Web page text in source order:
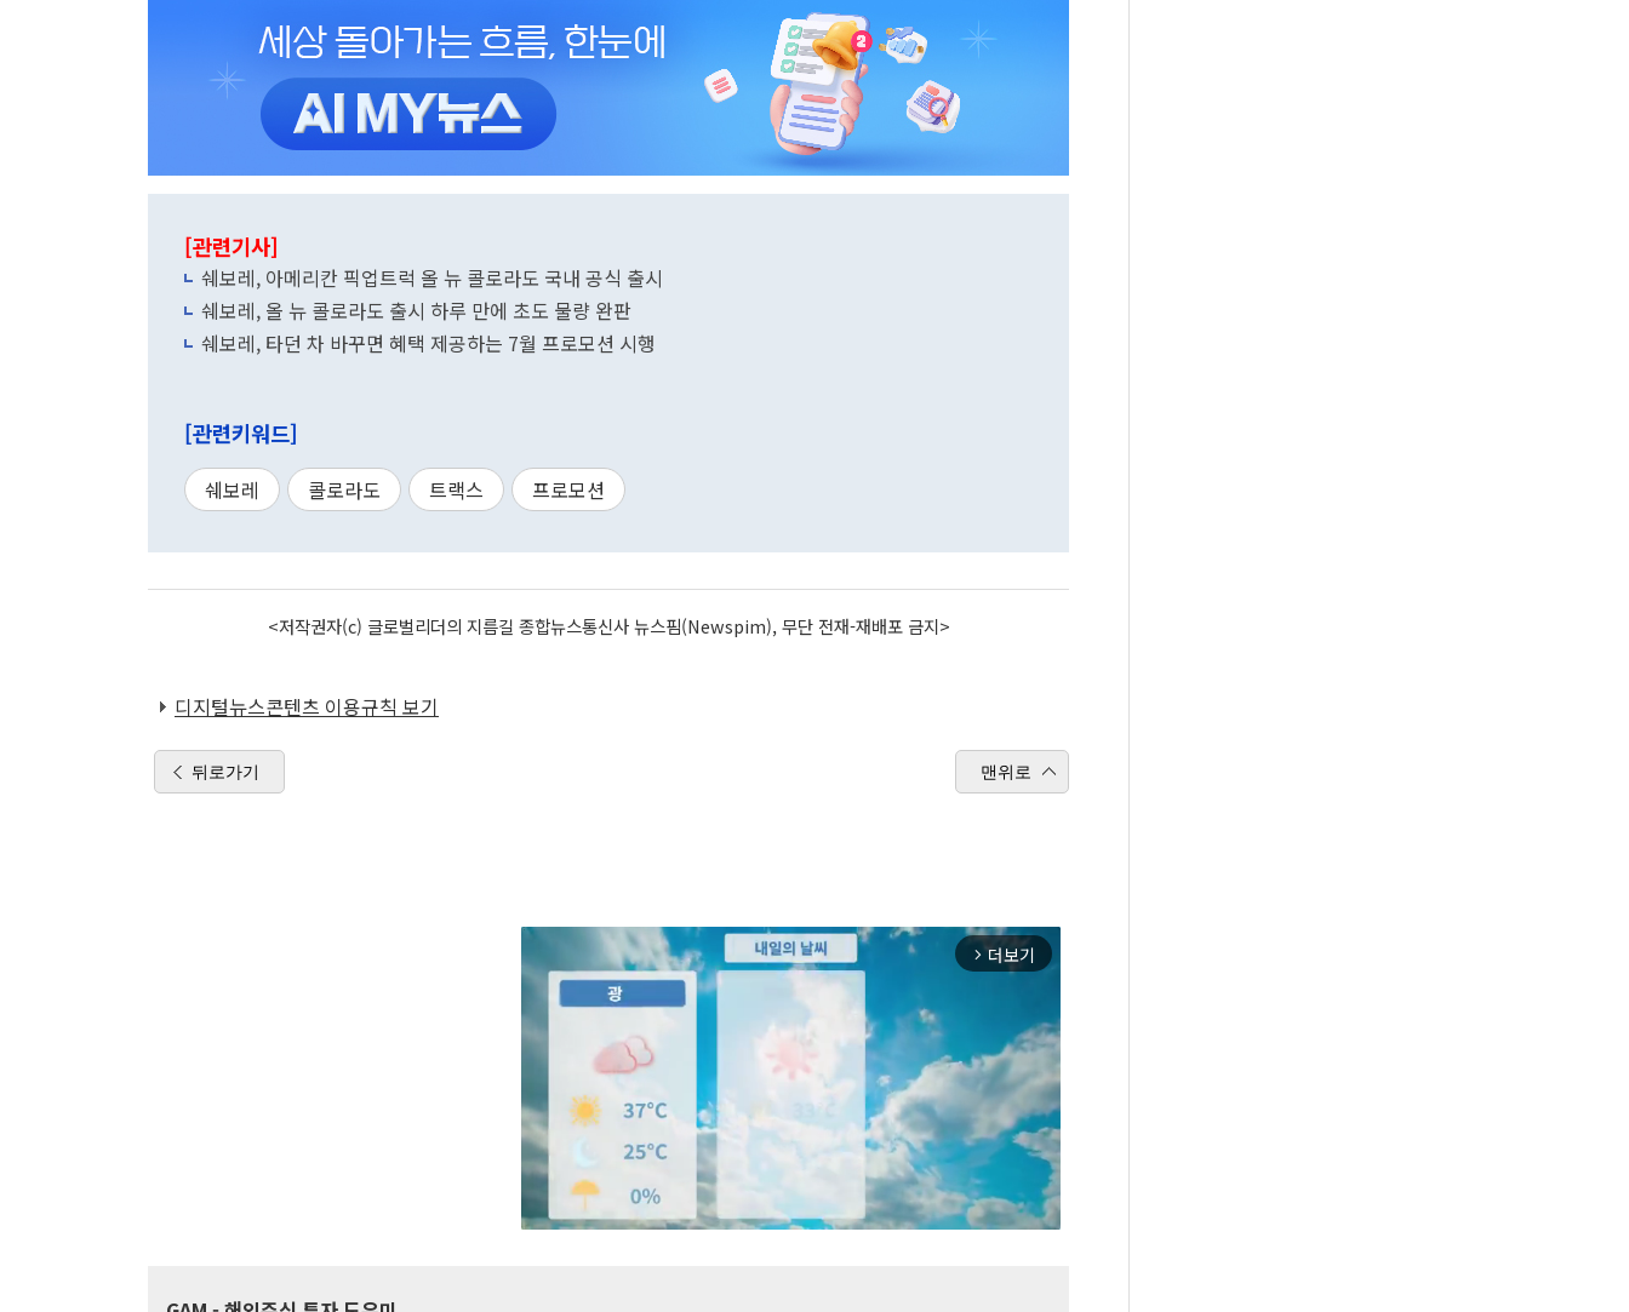
[관련기사]
쉐보레, 아메리칸 픽업트럭 올 뉴 콜로라도 국내 공식 출시
쉐보레, 올 뉴 콜로라도 출시 하루 만에 초도 물량 완판
쉐보레, 타던 차 바꾸면 혜택 제공하는 7월 프로모션 시행
[관련키워드]
쉐보레 콜로라도 트랙스 프로모션
<저작권자(c) 글로벌리더의 지름길 종합뉴스통신사 뉴스핌(Newspim), 무단 전재-재배포 금지>
디지털뉴스콘텐츠 이용규칙 보기
뒤로가기 맨위로
arrow_forward_ios 더보기